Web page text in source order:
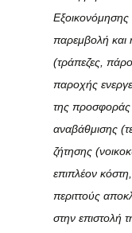
παρεμβολή και
(τράπεζες,
παροχής
της προσφοράς
αναβάθμισης
ζήτησης
επιπλέον
περιττούς
στην επιστολή